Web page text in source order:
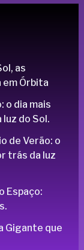
as
em Órbita
o dia mais
do Sol.
de Verão: o
trás da luz
Espaço:
Gigante que